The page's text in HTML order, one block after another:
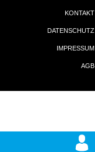
KONTAKT
DATENSCHUTZ
IMPRESSUM
AGB